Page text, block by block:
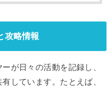
攻略情報
が日々の活動を記録し、
しています。たとえば、